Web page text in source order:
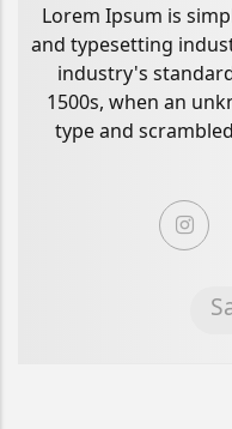
Lorem Ipsum is
and typesetting
industry's
1500s, when an
type and